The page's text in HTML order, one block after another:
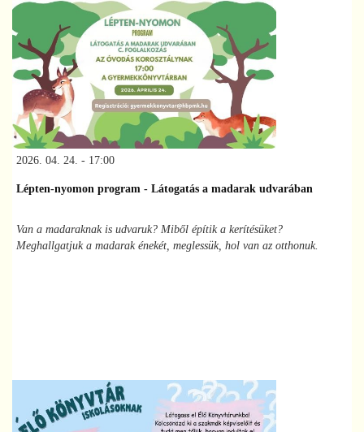
2026. 04. 24. - 17:00
Lépten-nyomon program - Látogatás a madarak udvarában
Van a madaraknak is udvaruk? Miből építik a kerítésüket?
Meghallgatjuk a madarak énekét, meglessük, hol van az otthonuk.